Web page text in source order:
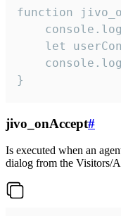
function
let
}
jivo_onAccept#
Is executed when an
dialog from the Visitors/